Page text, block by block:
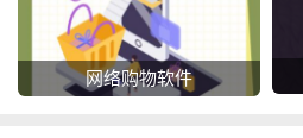
网络购物软件